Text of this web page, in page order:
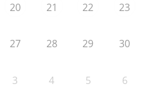
20 21 22 23
27 28 29 30
3 4 5 6